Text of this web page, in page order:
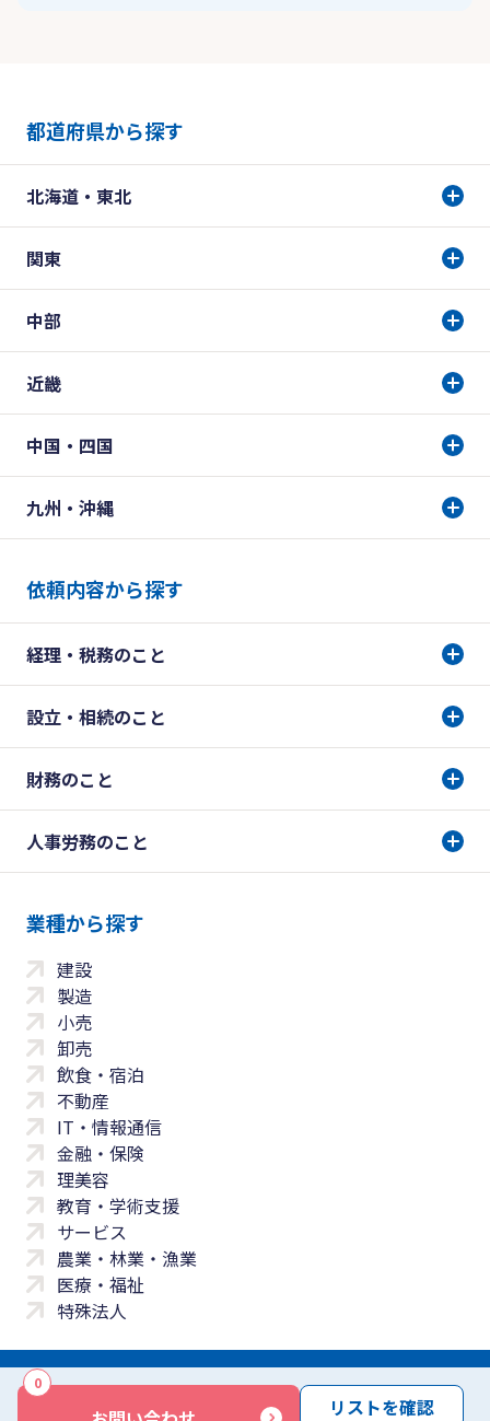
0
リストを確認
都道府県から探す
北海道・東北
関東
中部
近畿
中国・四国
九州・沖縄
依頼内容から探す
経理・税務のこと
設立・相続のこと
財務のこと
人事労務のこと
業種から探す
建設
製造
小売
卸売
飲食・宿泊
不動産
IT・情報通信
金融・保険
理美容
教育・学術支援
サービス
農業・林業・漁業
医療・福祉
特殊法人
サイトマップ 免責事項 サービス利用規約